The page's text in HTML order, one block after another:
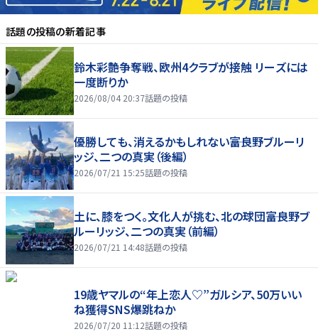
話題の投稿の新着記事
鈴木彩艶争奪戦、欧州4クラブが接触 リーズには
一度断りか
2026/08/04 20:37話題の投稿
優勝しても、消えるかもしれない――富良野ブルーリ
ッジ、二つの真実（後編）
2026/07/21 15:25話題の投稿
土に、膝をつく。文化人が挑む、北の球団――富良野ブ
ルーリッジ、二つの真実（前編）
2026/07/21 14:48話題の投稿
19歳ヤマルの“年上恋人♡”ガルシア、50万いい
ね獲得SNS爆跳ねか
2026/07/20 11:12話題の投稿